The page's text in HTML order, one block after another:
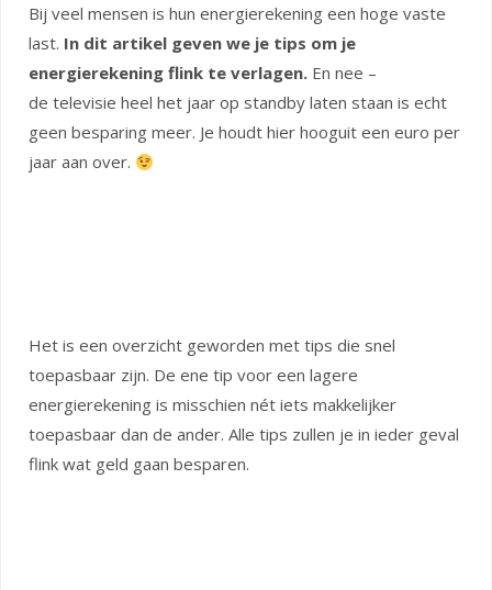
Bij veel mensen is hun energierekening een hoge vaste
last. In dit artikel geven we je tips om je
energierekening flink te verlagen. En nee –
de televisie heel het jaar op standby laten staan is echt
geen besparing meer. Je houdt hier hooguit een euro per
jaar aan over.
Het is een overzicht geworden met tips die snel
toepasbaar zijn. De ene tip voor een lagere
energierekening is misschien nét iets makkelijker
toepasbaar dan de ander. Alle tips zullen je in ieder geval
flink wat geld gaan besparen.